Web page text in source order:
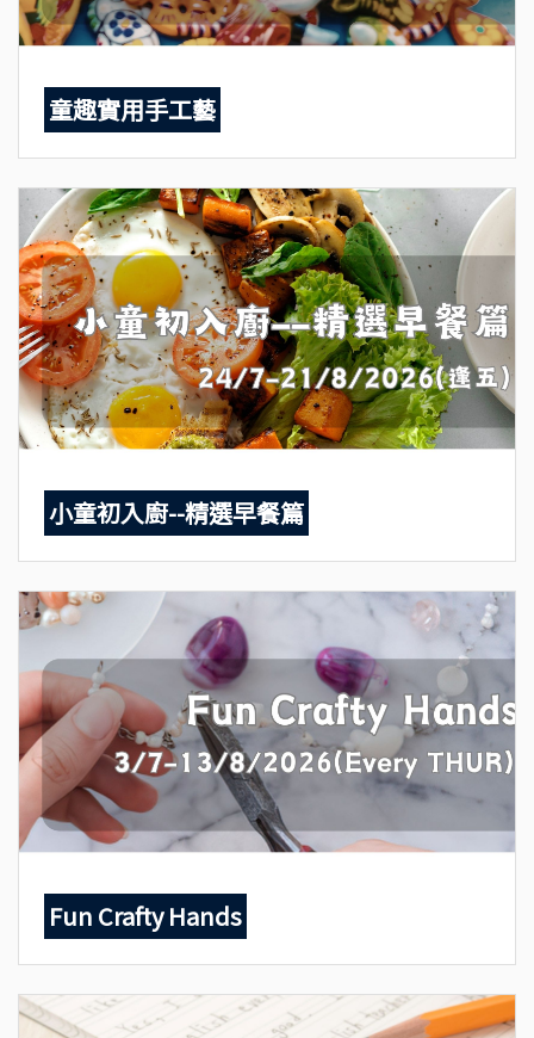
童趣實用手工藝
小童初入廚--精選早餐篇
Fun Crafty Hands